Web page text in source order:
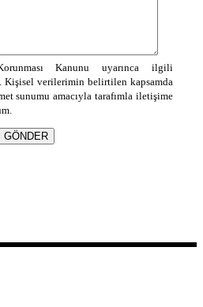
Kanunu uyarınca ilgili
Kişisel verilerimin belirtilen kapsamda
sunumu amacıyla tarafımla iletişime
GÖNDER